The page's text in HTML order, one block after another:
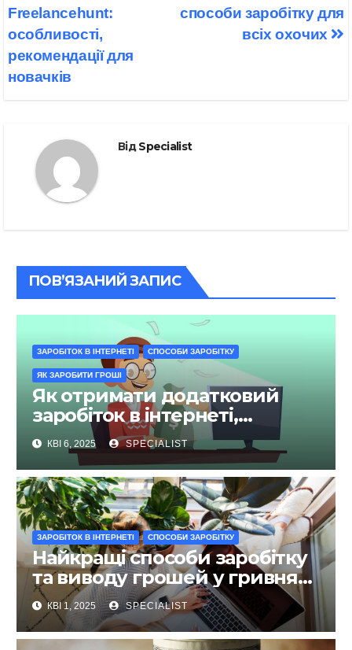
способи заробітку для
всіх охочих
Freelancehunt:
особливості,
рекомендації для
новачків
ВідSpecialist
ПОВ’ЯЗАНИЙ ЗАПИС
ЗАРОБІТОК В ІНТЕРНЕТІ СПОСОБИ ЗАРОБІТКУ
ЯК ЗАРОБИТИ ГРОШІ
Як отримати додатковий
заробіток в інтернеті,
перевірені сайти та способи
КВІ 6, 2025 SPECIALIST
ЗАРОБІТОК В ІНТЕРНЕТІ СПОСОБИ ЗАРОБІТКУ
Найкращі способи заробітку
та виводу грошей у гривнях
на карту 2025 року
КВІ 1, 2025 SPECIALIST